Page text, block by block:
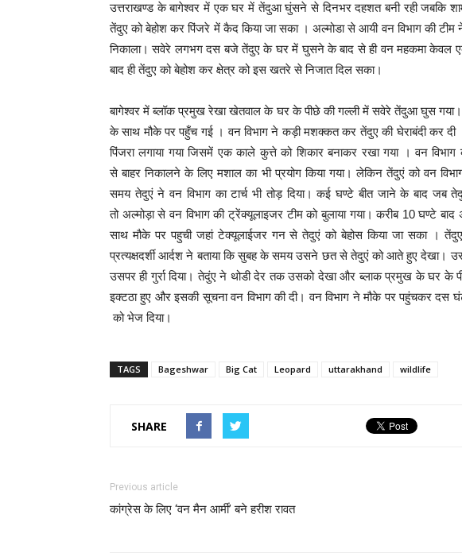
उत्तराखण्ड के बागेश्वर में एक घर में तेंदुआ घुंसने से दिनभर दहशत बनी रही जबकि
तेंदुए को बेहोश कर पिंजरे में कैद किया जा सका । अल्मोडा से आयी वन विभाग की
निकाला। सवेरे लगभग दस बजे तेंदुए के घर में घुसने के बाद से ही वन महकमा केवल
बाद ही तेंदुए को बेहोश कर क्षेत्र को इस खतरे से निजात दिल सका।
बागेश्वर में ब्लॉक प्रमुख रेखा खेतवाल के घर के पीछे की गल्ली में सवेरे तेंदुआ घुस
के साथ मौके पर पहुँच गई । वन विभाग ने कड़ी मशक्कत कर तेंदुए की घेराबंदी कर दी
पिंजरा लगाया गया जिसमें एक काले कुत्ते को शिकार बनाकर रखा गया । वन
से बाहर निकालने के लिए मशाल का भी प्रयोग किया गया। लेकिन तेंदुएं को वन
समय तेदुएं ने वन विभाग का टार्च भी तोड़ दिया। कई घण्टे बीत जाने के बाद जब
तो अल्मोड़ा से वन विभाग की ट्रेंक्यूलाइजर टीम को बुलाया गया। करीब 10 घण्टे
साथ मौके पर पहुची जहां टेक्यूलाईजर गन से तेदुएं को बेहोस किया जा सका ।
प्रत्यक्षदर्शी आर्दश ने बताया कि सुबह के समय उसने छत से तेदुएं को आते हुए देखा।
उसपर ही गुर्रा दिया। तेदुंए ने थोडी देर तक उसको देखा और ब्लाक प्रमुख के घर के
इक्टठा हुए और इसकी सूचना वन विभाग की दी। वन विभाग ने मौके पर पहुंचकर दस
को भेज दिया।
TAGS Bageshwar Big Cat Leopard uttarakhand wildlife
SHARE
Previous article
कांग्रेस के लिए ‘वन मैन आर्मी’ बने हरीश रावत